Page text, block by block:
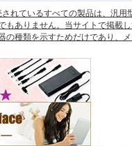
れているすべての製品は、汎用
もありません。当サイトで掲載
の種類を示すためだけであり、